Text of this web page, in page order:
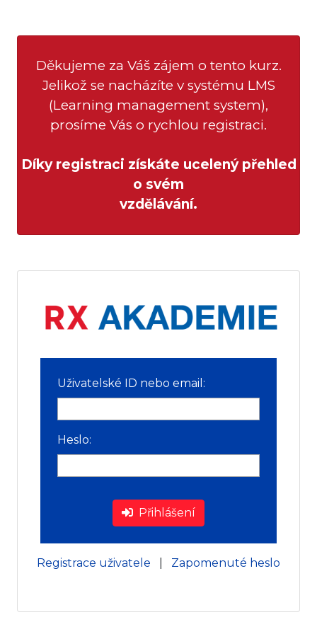
Děkujeme za Váš zájem o tento kurz.
Jelikož se nacházíte v systému LMS
(Learning management system),
prosíme Vás o rychlou registraci.
Díky registraci získáte ucelený přehled
o svém
vzdělávání.
Uživatelské ID nebo email:
Heslo:
Přihlášení
Registrace uživatele Zapomenuté heslo